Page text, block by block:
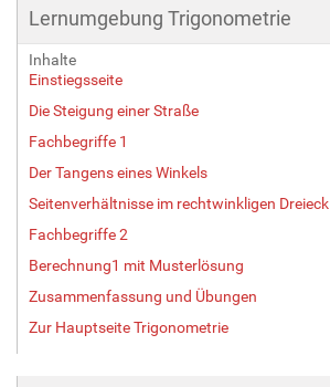
Lernumgebung Trigonometrie
Inhalte
Einstiegsseite
Die Steigung einer Straße
Fachbegriffe 1
Der Tangens eines Winkels
Seitenverhältnisse im rechtwinkligen Dreieck
Fachbegriffe 2
Berechnung1 mit Musterlösung
Zusammenfassung und Übungen
Zur Hauptseite Trigonometrie